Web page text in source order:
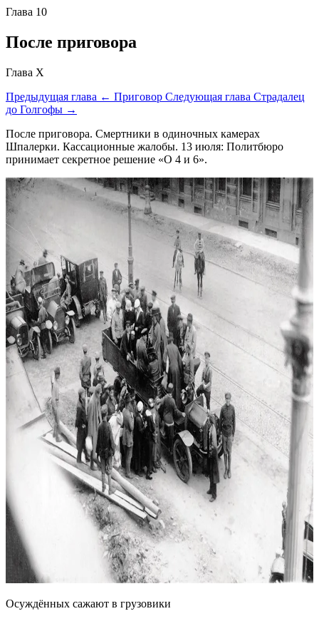
Глава 10
После приговора
Глава X
Предыдущая глава ← Приговор Следующая глава Страдалец
до Голгофы →
После приговора. Смертники в одиночных камерах
Шпалерки. Кассационные жалобы. 13 июля: Политбюро
принимает секретное решение «О 4 и 6».
Осуждённых сажают в грузовики